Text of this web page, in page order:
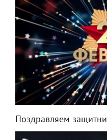
Поздравляем